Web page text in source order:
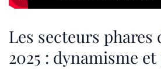
Les secteurs
2025 : dynamisme